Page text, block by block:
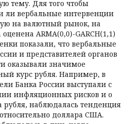
тему. Для того чтобы
ли вербальные интервенции
на валютный рынок, на
ARMA(0,0)-GARCH(1,1)
показали, что вербальные
и представителей органов
оказывали значимое
курс рубля. Например, в
Банка России выступали с
инфляционных рисков и о
рубля, наблюдалась тенденция
доллара США.